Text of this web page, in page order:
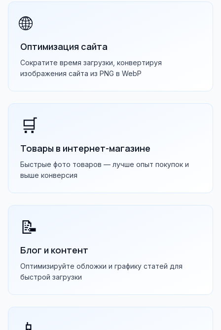
🌐
Оптимизация сайта
Сократите время загрузки, конвертируя
изображения сайта из PNG в WebP
🛒
Товары в интернет-магазине
Быстрые фото товаров — лучше опыт покупок и
выше конверсия
📝
Блог и контент
Оптимизируйте обложки и графику статей для
быстрой загрузки